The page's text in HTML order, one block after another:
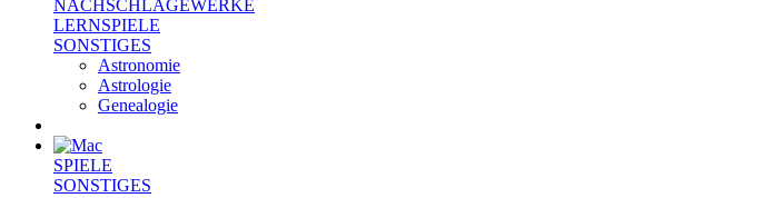
NACHSCHLAGEWERKE
LERNSPIELE
SONSTIGES
Astronomie
Astrologie
Genealogie
SPIELE
SONSTIGES